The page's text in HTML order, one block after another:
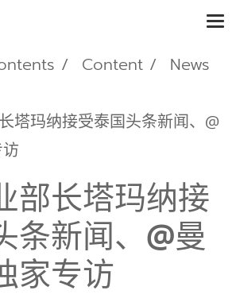
Content
News
塔玛纳接受泰国头条新闻、@
部长塔玛纳接
条新闻、@曼
家专访